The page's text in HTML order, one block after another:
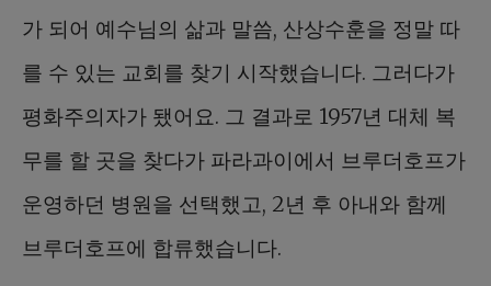
가 되어 예수님의 삶과 말씀, 산상수훈을 정말 따
를 수 있는 교회를 찾기 시작했습니다. 그러다가
평화주의자가 됐어요. 그 결과로 1957년 대체 복
무를 할 곳을 찾다가 파라과이에서 브루더호프가
운영하던 병원을 선택했고, 2년 후 아내와 함께
브루더호프에 합류했습니다.